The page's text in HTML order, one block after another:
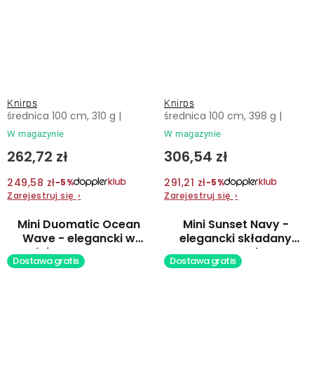
Knirps
W magazynie
262,72 zł
249,58 zł−5%
Zarejestruj się ›
średnica 100 cm, 310 g |
Knirps
W magazynie
306,54 zł
291,21 zł−5%
Zarejestruj się ›
średnica 100 cm, 398 g |
Mini Duomatic Ocean
Wave - elegancki w
pełni automatyczny
parasol
Dostawa gratis
Mini Sunset Navy -
elegancki składany
parasol
Dostawa gratis